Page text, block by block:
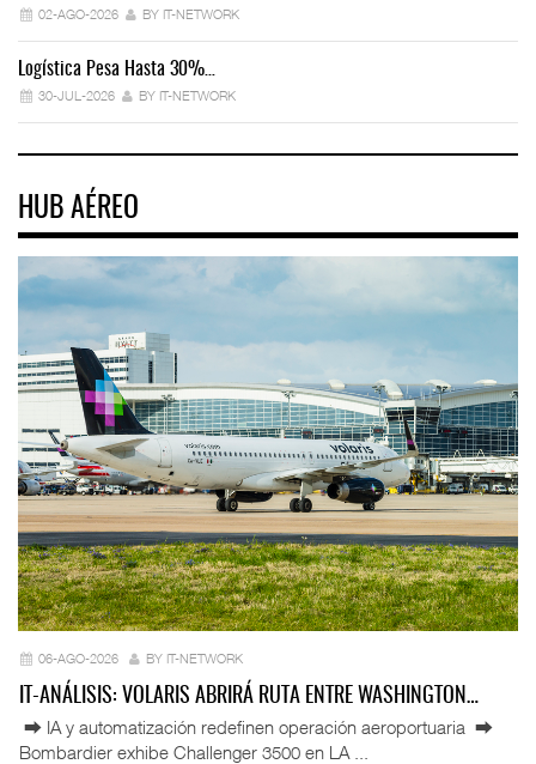
02-AGO-2026 BY IT-NETWORK
Logística Pesa Hasta 30%…
30-JUL-2026 BY IT-NETWORK
HUB AÉREO
06-AGO-2026 BY IT-NETWORK
IT-ANÁLISIS: VOLARIS ABRIRÁ RUTA ENTRE WASHINGTON…
⮕ IA y automatización redefinen operación aeroportuaria ⮕
Bombardier exhibe Challenger 3500 en LA ...